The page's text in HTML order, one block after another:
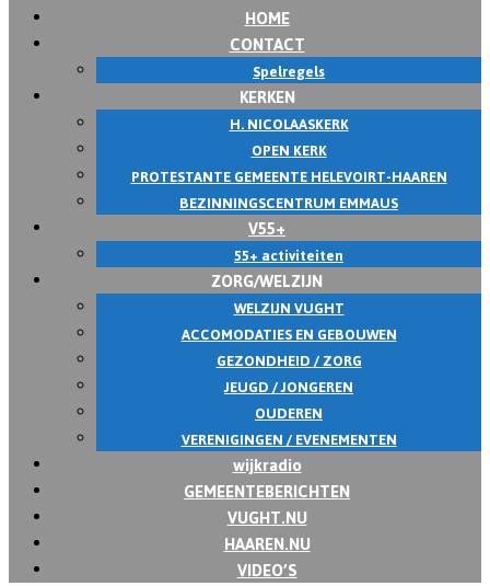
HOME
CONTACT
Spelregels
KERKEN
H. NICOLAASKERK
OPEN KERK
PROTESTANTE GEMEENTE HELEVOIRT-HAAREN
BEZINNINGSCENTRUM EMMAUS
V55+
55+ activiteiten
ZORG/WELZIJN
WELZIJN VUGHT
ACCOMODATIES EN GEBOUWEN
GEZONDHEID / ZORG
JEUGD / JONGEREN
OUDEREN
VERENIGINGEN / EVENEMENTEN
wijkradio
GEMEENTEBERICHTEN
VUGHT.NU
HAAREN.NU
VIDEO’S